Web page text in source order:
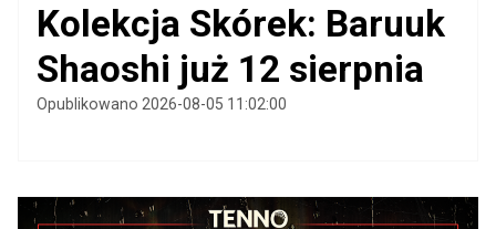
Kolekcja Skórek: Baruuk
Shaoshi już 12 sierpnia
Opublikowano 2026-08-05 11:02:00